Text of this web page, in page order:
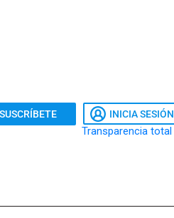
SUSCRÍBETE INICIA SESIÓN
Transparencia total